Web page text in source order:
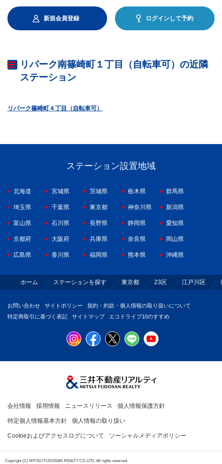
新規会員登録 ログインして予約
リパーク南篠崎町１丁目（自転車可）の近隣
ステーション
リパーク篠崎町４丁目（自転車可）
ステーション設置地域
北海道 宮城県 茨城県 栃木県 群馬県
埼玉県 千葉県 東京都 神奈川県 新潟県
富山県 石川県 長野県 静岡県 愛知県
京都府 大阪府 兵庫県 奈良県 岡山県
広島県 香川県 福岡県 熊本県 沖縄県
ホーム ステーションを探す 東京都 23区 江戸川区
お問い合わせ サイトポリシー
規約・約款・個人情報の取り扱いについて
特定商取引に基づく表記
サイトマップ エコドライブ10のすすめ
会社情報 採用情報 ニュースリリース 個人情報保護方針
特定個人情報基本方針 個人情報の取り扱い
Cookieおよびアクセスログについて ソーシャルメディアポリシー
Copyright (C) MITSUI FUDOSAN REALTY CO.,LTD. All rights reserved.